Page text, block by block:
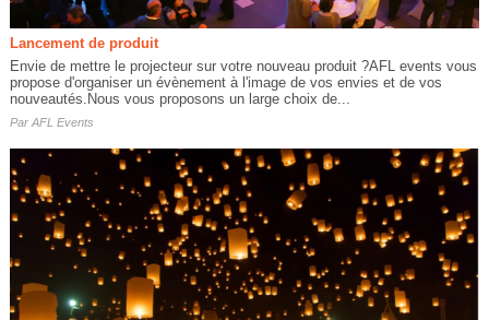
Lancement de produit
Envie de mettre le projecteur sur votre nouveau produit ?AFL events vous
propose d'organiser un évènement à l'image de vos envies et de vos
nouveautés.Nous vous proposons un large choix de...
Par AFL Events